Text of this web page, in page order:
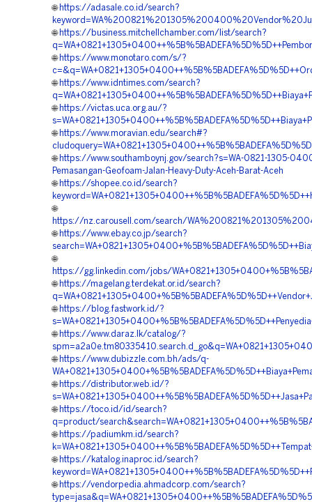
🌐 https://adasale.co.id/search?
🌐 https://business.mitchellchamber.com/list/search?
🌐 https://www.monotaro.com/s/?
🌐 https://www.idntimes.com/search?
🌐 https://victas.uca.org.au/?
🌐 https://www.moravian.edu/search#?
🌐 https://www.southamboynj.gov/search?s=WA-0821-1305-
Pemasangan-Geofoam-Jalan-Heavy-Duty-Aceh-Barat-Aceh
🌐 https://shopee.co.id/search?
🌐
https://nz.carousell.com/search/
🌐 https://www.ebay.co.jp/search?
🌐
https://gg.linkedin.com/jobs/
🌐 https://magelang.terdekat.or.id/search?
🌐 https://blog.fastwork.id/?
🌐 https://www.daraz.lk/catalog/?
🌐 https://www.dubizzle.com.bh/ads/q-
🌐 https://distributor.web.id/?
🌐 https://toco.id/id/search?
q=product/
🌐 https://padiumkm.id/search?
🌐 https://katalog.inaproc.id/search?
🌐 https://vendorpedia.ahmadcorp.com/search?